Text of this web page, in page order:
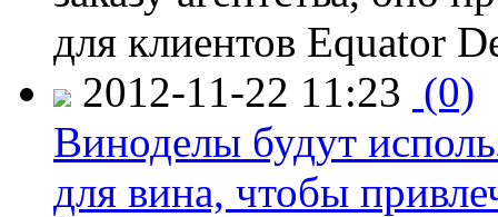
для клиентов Equator
2012-11-22 11:23 (0)
Виноделы будут
для вина, чтобы